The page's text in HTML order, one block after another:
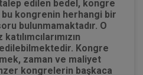
talep edilen bedel, kongre
kongrenin herhangi bir
bulunmamaktadır. O
Kongre
zaman ve maliyet
kongrelerin başkaca